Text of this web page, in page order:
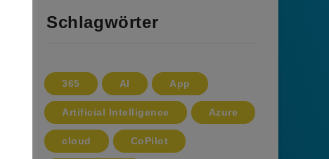
Schlagwörter
365 AI App
Artificial Intelligence Azure
cloud CoPilot